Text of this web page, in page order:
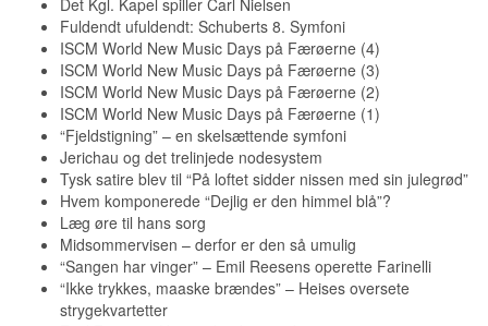
Det Kgl. Kapel spiller Carl Nielsen
Fuldendt ufuldendt: Schuberts 8. Symfoni
ISCM World New Music Days på Færøerne (4)
ISCM World New Music Days på Færøerne (3)
ISCM World New Music Days på Færøerne (2)
ISCM World New Music Days på Færøerne (1)
“Fjeldstigning” – en skelsættende symfoni
Jerichau og det trelinjede nodesystem
Tysk satire blev til “På loftet sidder nissen med sin julegrød”
Hvem komponerede “Dejlig er den himmel blå”?
Læg øre til hans sorg
Midsommervisen – derfor er den så umulig
“Sangen har vinger” – Emil Reesens operette Farinelli
“Ikke trykkes, maaske brændes” – Heises oversete
strygekvartetter